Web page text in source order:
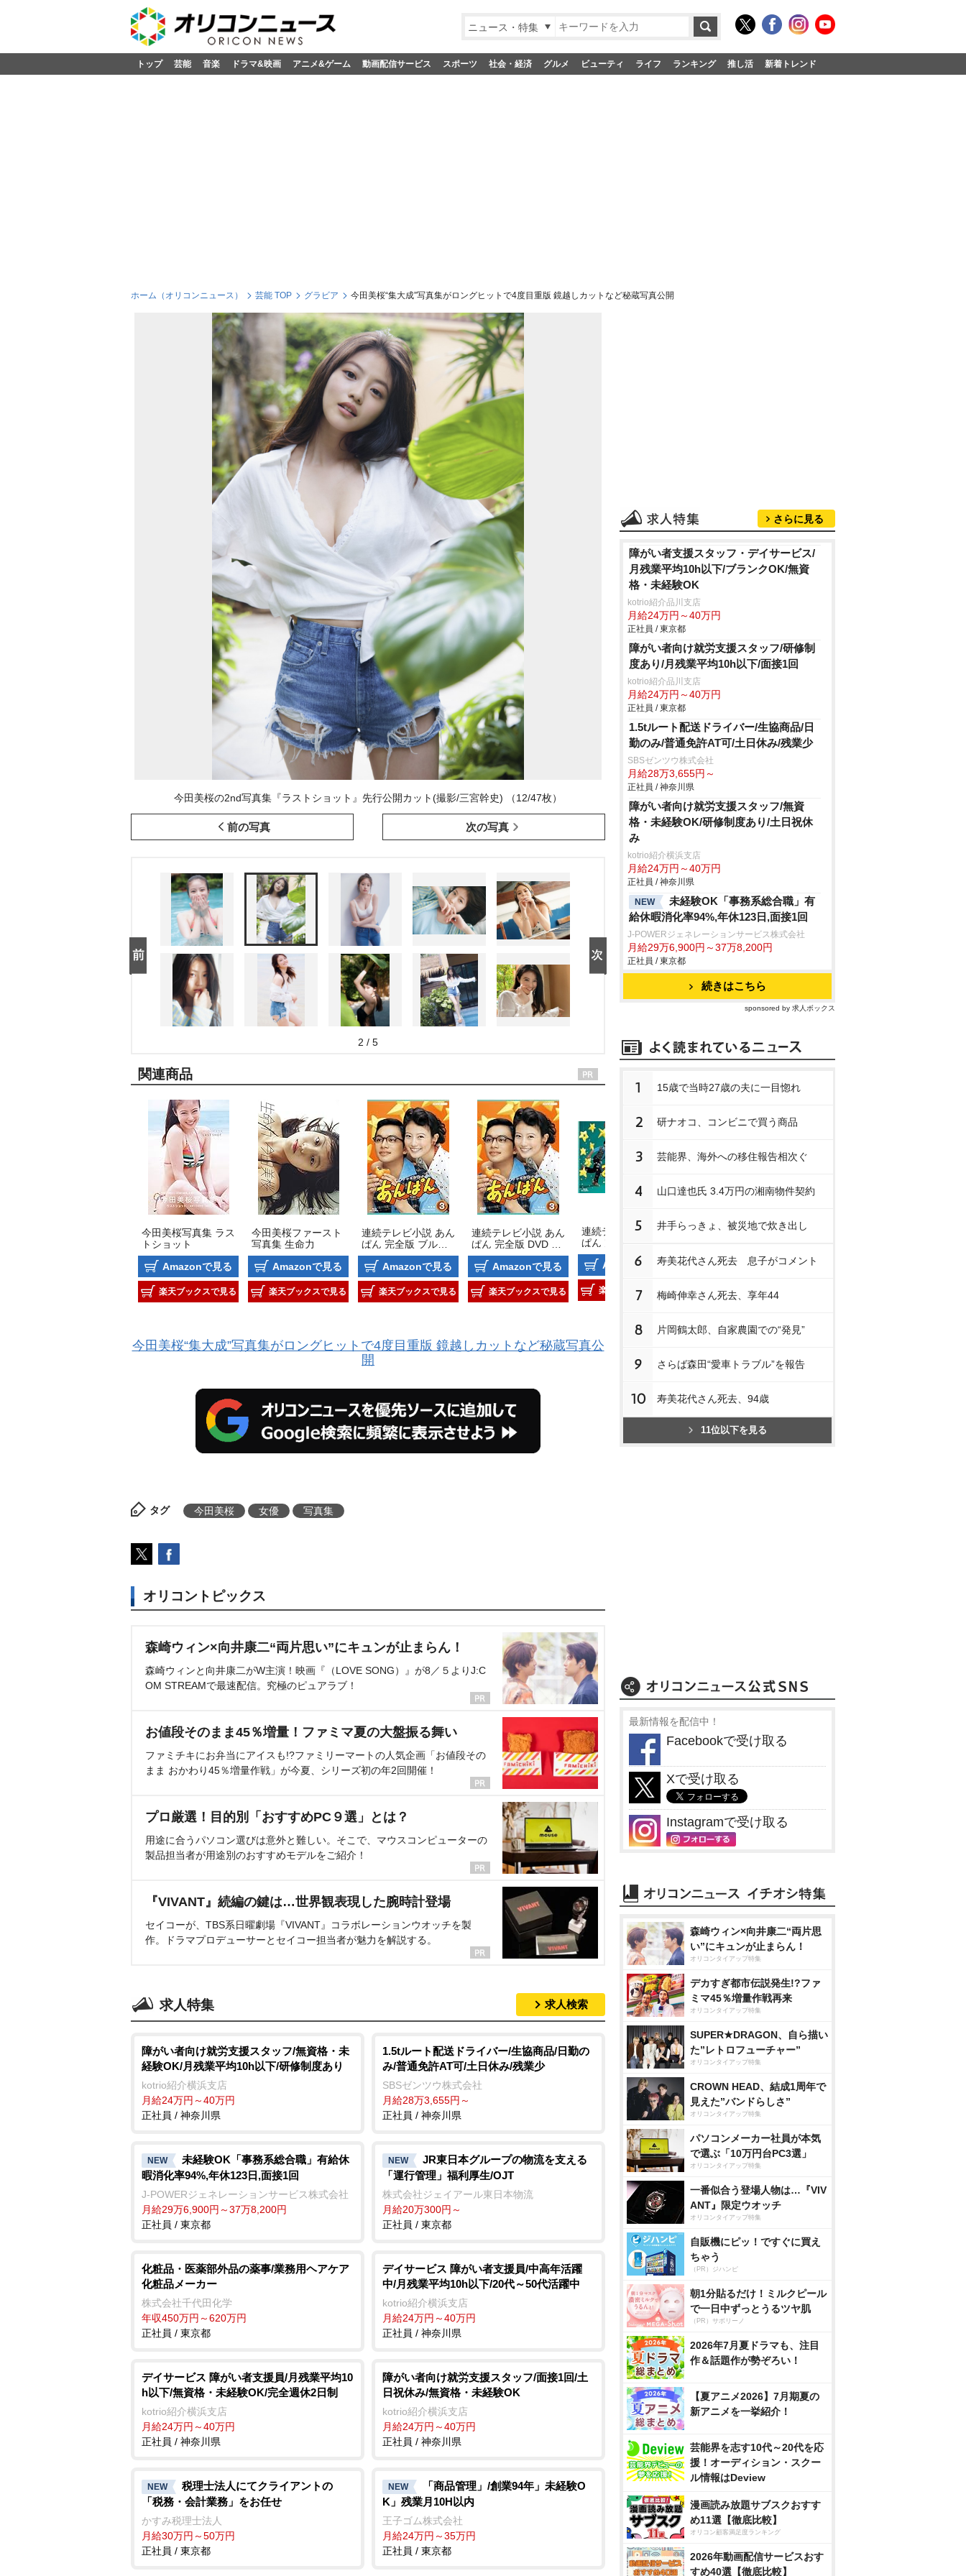
ニュース・特集
トップ 芸能 音楽 ドラマ&映画 アニメ&ゲーム 動画配信サービス スポーツ 社会・経済 グルメ ビューティ ライフ ランキング 推し活 新着トレンド
ホーム（オリコンニュース） 芸能 TOP グラビア 今田美桜“集大成”写真集がロングヒットで4度目重版 鏡越しカットなど秘蔵写真公開
今田美桜の2nd写真集『ラストショット』先行公開カット(撮影/三宮幹史) （12/47枚）
前の写真 次の写真
2 / 5
関連商品
今田美桜写真集 ラス
トショット
Amazonで見る
楽天ブックスで見る
今田美桜ファースト
写真集 生命力
Amazonで見る
楽天ブックスで見る
連続テレビ小説 あん
ぱん 完全版 ブルー
レイ BOX3
Amazonで見る
楽天ブックスで見る
連続テレビ小説 あん
ぱん 完全版 DVD B
OX3
Amazonで見る
楽天ブックスで見る
連続テレビ小説 あん
ぱん 完全版 ブルー
レイ BOX2
Amazonで見る
楽天ブックスで見る
連続テレビ小説 あん
OX2
Amazonで見る
楽天ブックスで見る
連続テレビ小説 あん
レイ BOX1
今田美桜“集大成”写真集がロングヒットで4度目重版 鏡越しカットなど秘蔵写真公
開
タグ 今田美桜 女優 写真集
オリコントピックス
森崎ウィン×向井康二“両片思い”にキュンが止まらん！
森崎ウィンと向井康二がW主演！映画『（LOVE SONG）』が8／５よりJ:C
OM STREAMで最速配信。究極のピュアラブ！
お値段そのまま45％増量！ファミマ夏の大盤振る舞い
ファミチキにお弁当にアイスも!?ファミリーマートの人気企画「お値段その
まま おかわり45％増量作戦」が今夏、シリーズ初の年2回開催！
プロ厳選！目的別「おすすめPC９選」とは？
用途に合うパソコン選びは意外と難しい。そこで、マウスコンピューターの
製品担当者が用途別のおすすめモデルをご紹介！
『VIVANT』続編の鍵は…世界観表現した腕時計登場
セイコーが、TBS系日曜劇場『VIVANT』コラボレーションウオッチを製
作。ドラマプロデューサーとセイコー担当者が魅力を解説する。
求人特集 求人検索
障がい者向け就労支援スタッフ/無資格・未
経験OK/月残業平均10h以下/研修制度あり
kotrio紹介横浜支店
月給24万円～40万円
正社員 / 神奈川県
1.5tルート配送ドライバー/生協商品/日勤の
み/普通免許AT可/土日休み/残業少
SBSゼンツウ株式会社
月給28万3,655円～
正社員 / 神奈川県
NEW
未経験OK「事務系総合職」有給休
暇消化率94%,年休123日,面接1回
J-POWERジェネレーションサービス株式会社
月給29万6,900円～37万8,200円
正社員 / 東京都
NEW
JR東日本グループの物流を支える
「運行管理」福利厚生/OJT
株式会社ジェイアール東日本物流
月給20万300円～
正社員 / 東京都
化粧品・医薬部外品の薬事/業務用ヘアケア
化粧品メーカー
株式会社千代田化学
年収450万円～620万円
正社員 / 東京都
デイサービス 障がい者支援員/中高年活躍
中/月残業平均10h以下/20代～50代活躍中
kotrio紹介横浜支店
月給24万円～40万円
正社員 / 神奈川県
デイサービス 障がい者支援員/月残業平均10
h以下/無資格・未経験OK/完全週休2日制
kotrio紹介横浜支店
月給24万円～40万円
正社員 / 神奈川県
障がい者向け就労支援スタッフ/面接1回/土
日祝休み/無資格・未経験OK
kotrio紹介横浜支店
月給24万円～40万円
正社員 / 神奈川県
NEW
税理士法人にてクライアントの
「税務・会計業務」をお任せ
かすみ税理士法人
月給30万円～50万円
正社員 / 東京都
NEW
「商品管理」/創業94年」未経験O
K」残業月10H以内
王子ゴム株式会社
月給24万円～35万円
正社員 / 東京都
さらに見る
障がい者支援スタッフ・デイサービス/
月残業平均10h以下/ブランクOK/無資
格・未経験OK
kotrio紹介品川支店
月給24万円～40万円
正社員 / 東京都
障がい者向け就労支援スタッフ/研修制
度あり/月残業平均10h以下/面接1回
kotrio紹介品川支店
月給24万円～40万円
正社員 / 東京都
1.5tルート配送ドライバー/生協商品/日
勤のみ/普通免許AT可/土日休み/残業少
SBSゼンツウ株式会社
月給28万3,655円～
正社員 / 神奈川県
障がい者向け就労支援スタッフ/無資
格・未経験OK/研修制度あり/土日祝休
み
kotrio紹介横浜支店
月給24万円～40万円
正社員 / 神奈川県
NEW
未経験OK「事務系総合職」有
給休暇消化率94%,年休123日,面接1回
J-POWERジェネレーションサービス株式会社
月給29万6,900円～37万8,200円
正社員 / 東京都
続きはこちら
sponsored by 求人ボックス
1 15歳で当時27歳の夫に一目惚れ
2 研ナオコ、コンビニで買う商品
3 芸能界、海外への移住報告相次ぐ
4 山口達也氏 3.4万円の湘南物件契約
5 井手らっきょ、被災地で炊き出し
6 寿美花代さん死去 息子がコメント
7 梅崎伸幸さん死去、享年44
8 片岡鶴太郎、自家農園での“発見”
9 さらば森田“愛車トラブル”を報告
10 寿美花代さん死去、94歳
11位以下を見る
最新情報を配信中！
Facebookで受け取る
Xで受け取る
Instagramで受け取る
森崎ウィン×向井康二“両片思
い”にキュンが止まらん！
オリコンタイアップ特集
デカすぎ都市伝説発生!?ファ
ミマ45％増量作戦再来
オリコンタイアップ特集
SUPER★DRAGON、自ら描い
た”レトロフューチャー”
オリコンタイアップ特集
CROWN HEAD、結成1周年で
見えた”バンドらしさ”
オリコンタイアップ特集
パソコンメーカー社員が本気
で選ぶ「10万円台PC3選」
オリコンタイアップ特集
一番似合う登場人物は…『VIV
ANT』限定ウオッチ
オリコンタイアップ特集
自販機にピッ！ですぐに買え
ちゃう
（PR）ジハンピ
朝1分貼るだけ！ミルクピール
で一日中ずっとうるツヤ肌
（PR）サボリーノ
2026年7月夏ドラマも、注目
作＆話題作が勢ぞろい！
【夏アニメ2026】7月期夏の
新アニメを一挙紹介！
芸能界を志す10代～20代を応
援！オーディション・スクー
ル情報はDeview
漫画読み放題サブスクおすす
め11選【徹底比較】
オリコン顧客満足度ランキング
2026年動画配信サービスおす
すめ40選【徹底比較】